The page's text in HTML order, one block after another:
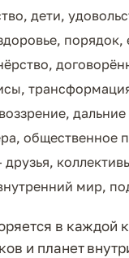
дети,
общественное
друзья,
мир,
в каждой
и планет